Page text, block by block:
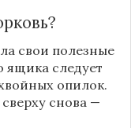
свои полезные
ящика следует
опилок.
снова —